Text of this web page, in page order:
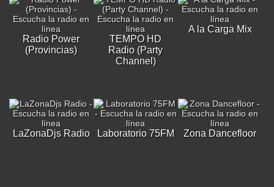
Radio Power
(Provincias)
TEMPO HD
Radio (Party
Channel)
A la Carga Mix
LaZonaDjs Radio Laboratorio 75FM Zona Dancefloor